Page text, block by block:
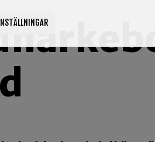
INSTÄLLNINGAR